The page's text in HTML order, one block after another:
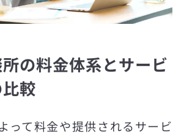
の料金体系とサービ
較
って料金や提供されるサービ